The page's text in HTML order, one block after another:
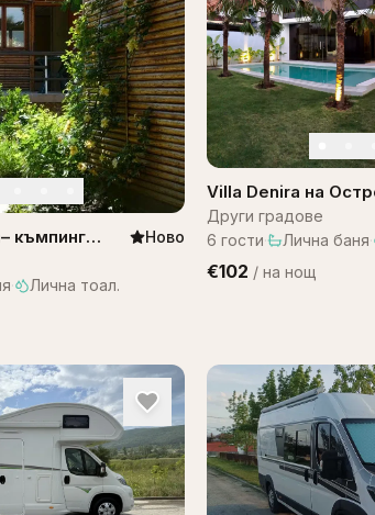
къмпинг
Ново
· Лична тоал.
Villa Denira на
Други градове
6 гости· Лична баня·
€102 / на нощ